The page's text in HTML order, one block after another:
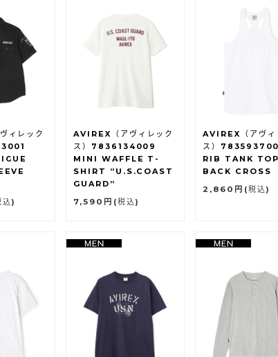
ィレック
込)
AVIREX（アヴィレック
ス）7836134009
MINI WAFFLE T-
SHIRT ”U.S.COAST
GUARD”
7,590円 (税込)
AVIREX（アヴィ
ス）
RIB TANK TOP
BACK CROSS
2,860円 (税込)